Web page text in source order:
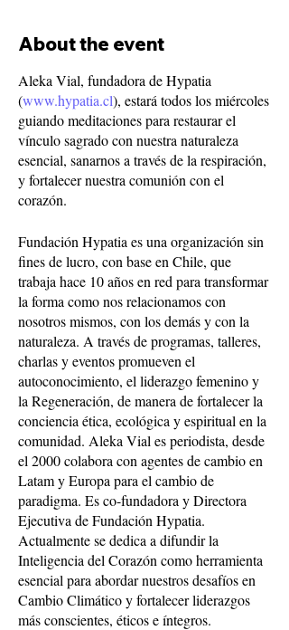
About the event
Aleka Vial, fundadora de Hypatia
(www.hypatia.cl), estará todos los miércoles
guiando meditaciones para restaurar el
vínculo sagrado con nuestra naturaleza
esencial, sanarnos a través de la respiración,
y fortalecer nuestra comunión con el
corazón.
Fundación Hypatia es una organización sin
fines de lucro, con base en Chile, que
trabaja hace 10 años en red para transformar
la forma como nos relacionamos con
nosotros mismos, con los demás y con la
naturaleza. A través de programas, talleres,
charlas y eventos promueven el
autoconocimiento, el liderazgo femenino y
la Regeneración, de manera de fortalecer la
conciencia ética, ecológica y espiritual en la
comunidad. Aleka Vial es periodista, desde
el 2000 colabora con agentes de cambio en
Latam y Europa para el cambio de
paradigma. Es co-fundadora y Directora
Ejecutiva de Fundación Hypatia.
Actualmente se dedica a difundir la
Inteligencia del Corazón como herramienta
esencial para abordar nuestros desafíos en
Cambio Climático y fortalecer liderazgos
más conscientes, éticos e íntegros.